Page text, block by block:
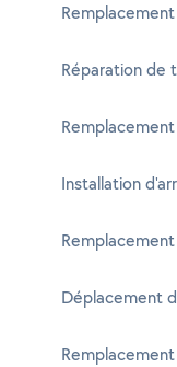
Réparation de
Installation
Déplacement